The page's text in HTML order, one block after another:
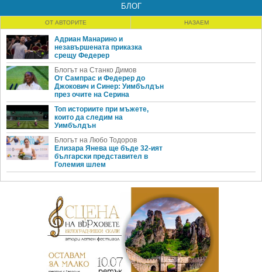
БЛОГ
ОТ АВТОРИТЕ НАЗАЕМ
Адриан Манарино и
незавършената приказка
срещу Федерер
Блогът на Станко Димов
От Сампрас и Федерер до
Джокович и Синер: Уимбълдън
през очите на Серина
Топ историите при мъжете,
които да следим на
Уимбълдън
Блогът на Любо Тодоров
Елизара Янева ще бъде 32-ият
български представител в
Големия шлем